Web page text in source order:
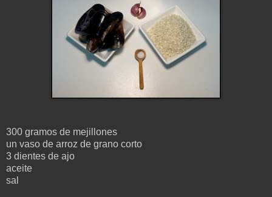
300 gramos de mejillones
un vaso de arroz de grano corto
3 dientes de ajo
aceite
sal